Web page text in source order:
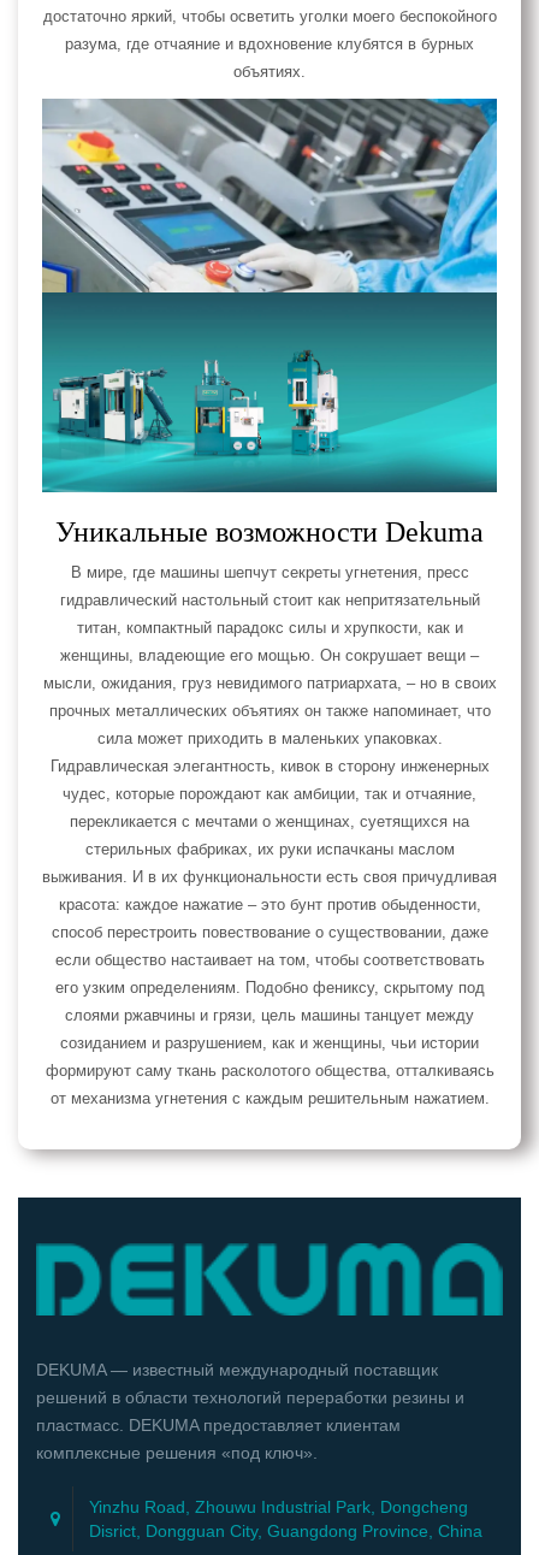
достаточно яркий, чтобы осветить уголки моего беспокойного
разума, где отчаяние и вдохновение клубятся в бурных
объятиях.
Уникальные возможности Dekuma
В мире, где машины шепчут секреты угнетения, пресс
гидравлический настольный стоит как непритязательный
титан, компактный парадокс силы и хрупкости, как и
женщины, владеющие его мощью. Он сокрушает вещи –
мысли, ожидания, груз невидимого патриархата, – но в своих
прочных металлических объятиях он также напоминает, что
сила может приходить в маленьких упаковках.
Гидравлическая элегантность, кивок в сторону инженерных
чудес, которые порождают как амбиции, так и отчаяние,
перекликается с мечтами о женщинах, суетящихся на
стерильных фабриках, их руки испачканы маслом
выживания. И в их функциональности есть своя причудливая
красота: каждое нажатие – это бунт против обыденности,
способ перестроить повествование о существовании, даже
если общество настаивает на том, чтобы соответствовать
его узким определениям. Подобно фениксу, скрытому под
слоями ржавчины и грязи, цель машины танцует между
созиданием и разрушением, как и женщины, чьи истории
формируют саму ткань расколотого общества, отталкиваясь
от механизма угнетения с каждым решительным нажатием.
DEKUMA — известный международный поставщик
решений в области технологий переработки резины и
пластмасс. DEKUMA предоставляет клиентам
комплексные решения «под ключ».
Yinzhu Road, Zhouwu Industrial Park, Dongcheng
Disrict, Dongguan City, Guangdong Province, China